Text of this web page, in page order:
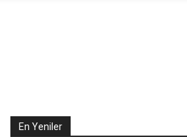
En Yeniler